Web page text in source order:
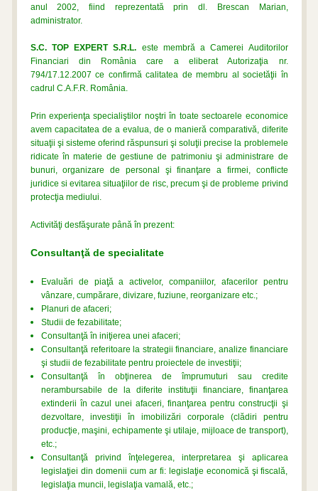
anul 2002, fiind reprezentată prin dl. Brescan Marian,
administrator.
S.C. TOP EXPERT S.R.L. este membră a Camerei Auditorilor
Financiari din România care a eliberat Autorizaţia nr.
794/17.12.2007 ce confirmă calitatea de membru al societăţii în
cadrul C.A.F.R. România.
Prin experienţa specialiştilor noştri în toate sectoarele economice
avem capacitatea de a evalua, de o manieră comparativă, diferite
situaţii şi sisteme oferind răspunsuri şi soluţii precise la problemele
ridicate în materie de gestiune de patrimoniu şi administrare de
bunuri, organizare de personal şi finanţare a firmei, conflicte
juridice si evitarea situaţiilor de risc, precum şi de probleme privind
protecţia mediului.
Activităţi desfăşurate până în prezent:
Consultanţă de specialitate
Evaluări de piaţă a activelor, companiilor, afacerilor pentru
vânzare, cumpărare, divizare, fuziune, reorganizare etc.;
Planuri de afaceri;
Studii de fezabilitate;
Consultanţă în iniţierea unei afaceri;
Consultanţă referitoare la strategii financiare, analize financiare
şi studii de fezabilitate pentru proiectele de investiţii;
Consultanţă în obţinerea de împrumuturi sau credite
nerambursabile de la diferite instituţii financiare, finanţarea
extinderii în cazul unei afaceri, finanţarea pentru construcţii şi
dezvoltare, investiţii în imobilizări corporale (clădiri pentru
producţie, maşini, echipamente şi utilaje, mijloace de transport),
etc.;
Consultanţă privind înţelegerea, interpretarea şi aplicarea
legislaţiei din domenii cum ar fi: legislaţie economică şi fiscală,
legislaţia muncii, legislaţia vamală, etc.;